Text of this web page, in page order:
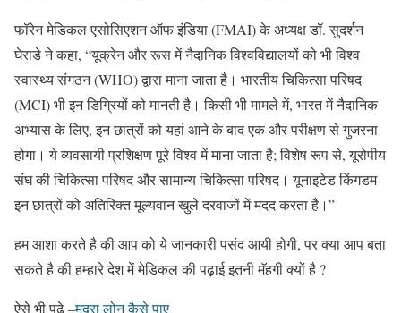
फॉरेन मेडिकल एसोसिएशन ऑफ इंडिया (FMAI) के अध्यक्ष डॉ. सुदर्शन
घेराडे ने कहा, “यूक्रेन और रूस में नैदानिक ​​विश्वविद्यालयों को भी विश्व
स्वास्थ्य संगठन (WHO) द्वारा माना जाता है। भारतीय चिकित्सा परिषद
(MCI) भी इन डिग्रियों को मानती है। किसी भी मामले में, भारत में नैदानिक ​​
अभ्यास के लिए, इन छात्रों को यहां आने के बाद एक और परीक्षण से गुजरना
होगा। ये व्यवसायी प्रशिक्षण पूरे विश्व में माना जाता है; विशेष रूप से, यूरोपीय
संघ की चिकित्सा परिषद और सामान्य चिकित्सा परिषद। यूनाइटेड किंगडम
इन छात्रों को अतिरिक्त मूल्यवान खुले दरवाजों में मदद करता है।”
हम आशा करते है की आप को ये जानकारी पसंद आयी होगी, पर क्या आप बता
सकते है की हम्हारे देश में मेडिकल की पढ़ाई इतनी मॅहगी क्यों है ?
ऐसे भी पढ़े –मुद्रा लोन कैसे पाए